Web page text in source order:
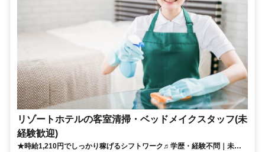
リゾートホテルの客室清掃・ベッドメイクスタッフ(未
経験歓迎)
★時給1,210円でしっかり稼げるシフトワーク♬学歴・経験不問｜未経